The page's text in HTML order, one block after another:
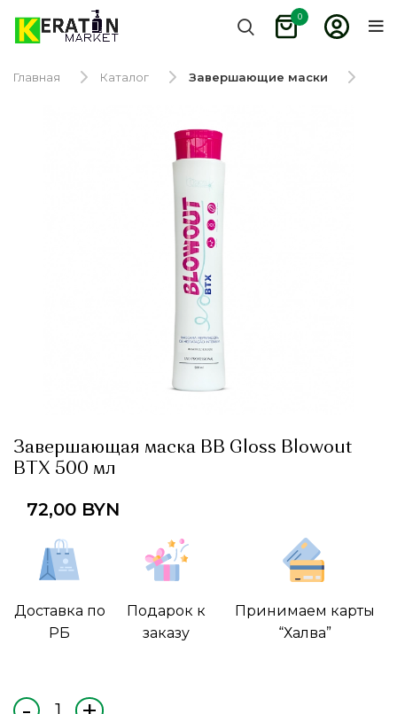
0
Главная Каталог Завершающие маски
Завершающая маска BB Gloss Blowout
BTX 500 мл
72,00 BYN
Доставка по
РБ
Подарок к
заказу
Принимаем карты
“Халва”